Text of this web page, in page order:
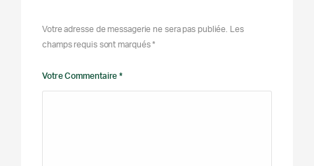
Votre adresse de messagerie ne sera pas publiée. Les
champs requis sont marqués *
Votre Commentaire *